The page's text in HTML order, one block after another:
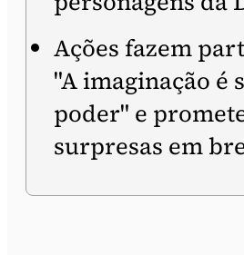
Ações fazem
"A imaginação é
poder" e
surpresas em